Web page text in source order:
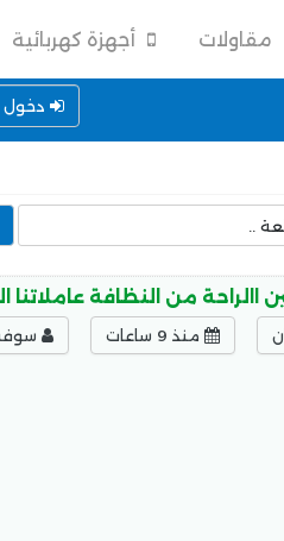
مقاولات أجهزة كهربائية
دخول
االراحة من النظافة
منذ 9 ساعات